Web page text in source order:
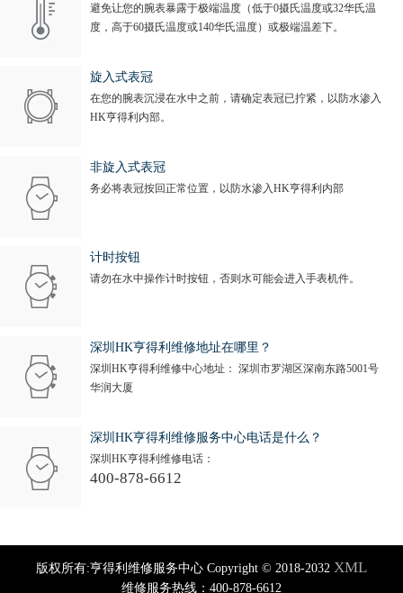
避免让您的腕表暴露于极端温度（低于0摄氏温度或32华氏温
度，高于60摄氏温度或140华氏温度）或极端温差下。
旋入式表冠
在您的腕表沉浸在水中之前，请确定表冠已拧紧，以防水渗入
HK亨得利内部。
非旋入式表冠
务必将表冠按回正常位置，以防水渗入HK亨得利内部
计时按钮
请勿在水中操作计时按钮，否则水可能会进入手表机件。
深圳HK亨得利维修地址在哪里？
深圳HK亨得利维修中心地址： 深圳市罗湖区深南东路5001号
华润大厦
深圳HK亨得利维修服务中心电话是什么？
深圳HK亨得利维修电话：
400-878-6612
版权所有:亨得利维修服务中心 Copyright © 2018-2032 XML
维修服务热线：400-878-6612